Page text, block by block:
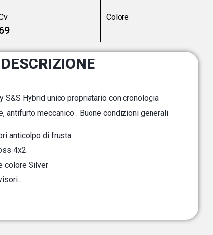
69
Colore
DESCRIZIONE
S&S Hybrid unico propriatario con cronologia
antifurto meccanico . Buone condizioni generali
anticolpo di frusta
4x2
colore Silver